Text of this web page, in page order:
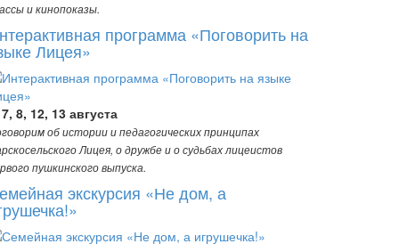
и кинопоказы.
программа «Поговорить на
Лицея»
8, 12, 13 августа
об истории и педагогических принципах
Лицея, о дружбе и о судьбах лицеистов
пушкинского выпуска.
экскурсия «Не дом, а